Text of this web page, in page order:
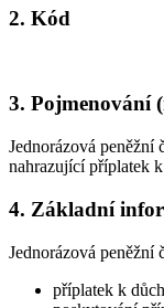
2. Kód
3. Pojmenování
Jednorázová peněžní
nahrazující příplatek
4. Základní
Jednorázová peněžní
příplatek k